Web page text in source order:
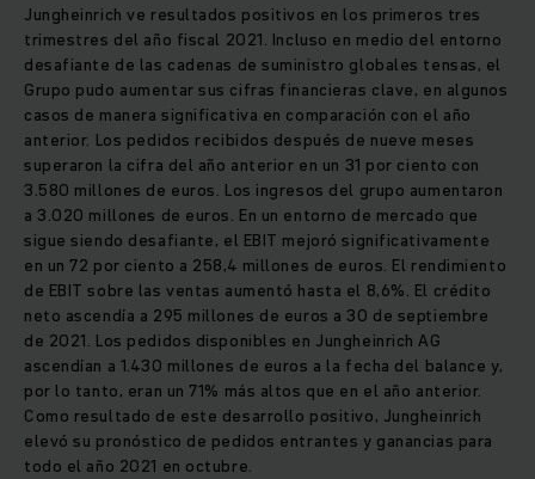
Jungheinrich ve resultados positivos en los primeros tres
trimestres del año fiscal 2021. Incluso en medio del entorno
desafiante de las cadenas de suministro globales tensas, el
Grupo pudo aumentar sus cifras financieras clave, en algunos
casos de manera significativa en comparación con el año
anterior. Los pedidos recibidos después de nueve meses
superaron la cifra del año anterior en un 31 por ciento con
3.580 millones de euros. Los ingresos del grupo aumentaron
a 3.020 millones de euros. En un entorno de mercado que
sigue siendo desafiante, el EBIT mejoró significativamente
en un 72 por ciento a 258,4 millones de euros. El rendimiento
de EBIT sobre las ventas aumentó hasta el 8,6%. El crédito
neto ascendía a 295 millones de euros a 30 de septiembre
de 2021. Los pedidos disponibles en Jungheinrich AG
ascendían a 1.430 millones de euros a la fecha del balance y,
por lo tanto, eran un 71% más altos que en el año anterior.
Como resultado de este desarrollo positivo, Jungheinrich
elevó su pronóstico de pedidos entrantes y ganancias para
todo el año 2021 en octubre.